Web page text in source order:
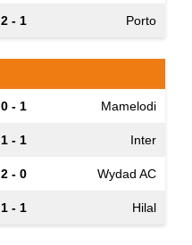
2 - 1 Porto
0 - 1 Mamelodi
1 - 1 Inter
2 - 0 Wydad AC
1 - 1 Hilal